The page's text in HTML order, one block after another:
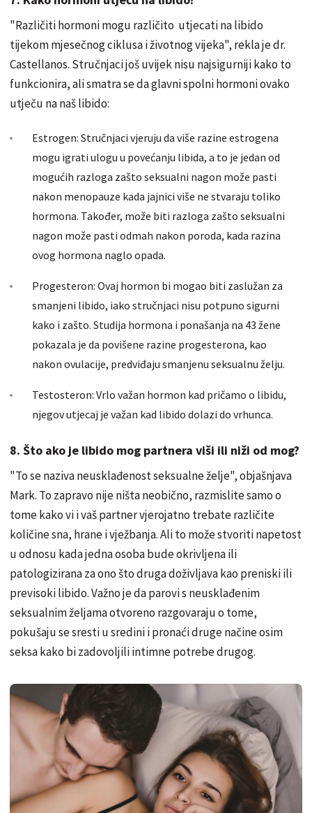
"Različiti hormoni mogu različito utjecati na libido
tijekom mjesečnog ciklusa i životnog vijeka", rekla je dr.
Castellanos. Stručnjaci još uvijek nisu najsigurniji kako to
funkcionira, ali smatra se da glavni spolni hormoni ovako
utječu na naš libido:
Estrogen: Stručnjaci vjeruju da više razine estrogena
mogu igrati ulogu u povećanju libida, a to je jedan od
mogućih razloga zašto seksualni nagon može pasti
nakon menopauze kada jajnici više ne stvaraju toliko
hormona. Također, može biti razloga zašto seksualni
nagon može pasti odmah nakon poroda, kada razina
ovog hormona naglo opada.
Progesteron: Ovaj hormon bi mogao biti zaslužan za
smanjeni libido, iako stručnjaci nisu potpuno sigurni
kako i zašto. Studija hormona i ponašanja na 43 žene
pokazala je da povišene razine progesterona, kao
nakon ovulacije, predviđaju smanjenu seksualnu želju.
Testosteron: Vrlo važan hormon kad pričamo o libidu,
njegov utjecaj je važan kad libido dolazi do vrhunca.
8. Što ako je libido mog partnera viši ili niži od mog?
"To se naziva neusklađenost seksualne želje", objašnjava
Mark. To zapravo nije ništa neobično, razmislite samo o
tome kako vi i vaš partner vjerojatno trebate različite
količine sna, hrane i vježbanja. Ali to može stvoriti napetost
u odnosu kada jedna osoba bude okrivljena ili
patologizirana za ono što druga doživljava kao preniski ili
previsoki libido. Važno je da parovi s neusklađenim
seksualnim željama otvoreno razgovaraju o tome,
pokušaju se sresti u sredini i pronaći druge načine osim
seksa kako bi zadovoljili intimne potrebe drugog.